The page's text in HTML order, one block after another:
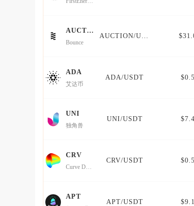
AUCTION
Bounce
ADA
艾达币
ADA/USDT
UNI
独角兽
UNI/USDT
CRV
CRV/USDT
APT
APT/USDT